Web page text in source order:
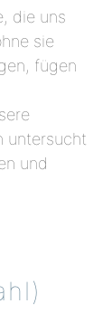
die uns
sie
fügen
untersucht
und